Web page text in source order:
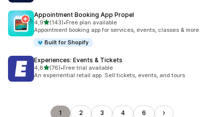
Appointment Booking App Propel
4,9na 5 gwiazdek
(143)
Łączna liczba recenzji: 143
•Free plan available
Appointment booking app for services, events, classes & more
Built for Shopify
Experiences: Events & Tickets
4,8na 5 gwiazdek
(76)
Łączna liczba recenzji: 76
•Free trial available
An experiential retail app. Sell tickets, events, and tours
1 2 3 4 6